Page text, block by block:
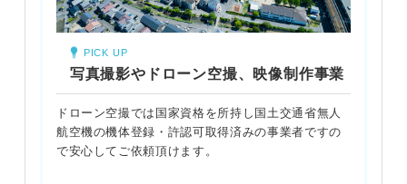
PICK UP
写真撮影やドローン空撮、映像制作事業
ドローン空撮では国家資格を所持し国土交通省無人
航空機の機体登録・許認可取得済みの事業者ですの
で安心してご依頼頂けます。